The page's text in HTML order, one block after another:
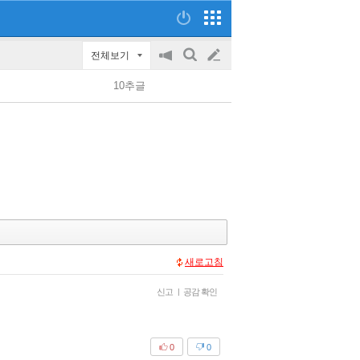
전체보기
공
on/off
검
글
쓰
10추글
새로고침
신고 | 공감 확인
0
0